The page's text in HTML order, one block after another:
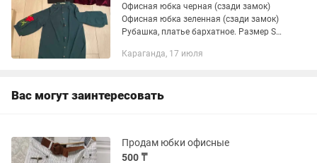
Офисная юбка черная (сзади замок)
Офисная юбка зеленная (сзади замок)
Рубашка, платье бархатное. Размер S-
Караганда, 17 июля
Вас могут заинтересовать
Продам юбки офисные
500 ₸